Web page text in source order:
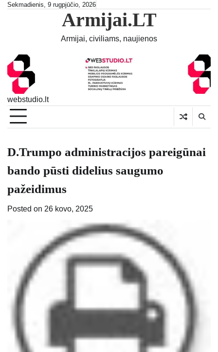
SkipSekmadienis, 9 rugpjūčio, 2026
Armijai.LT
Armijai, civiliams, naujienos
webstudio.lt
D.Trumpo administracijos pareigūnai
bando pūsti didelius saugumo
pažeidimus
Posted on 26 kovo, 2025